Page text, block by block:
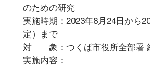
のための研究
実施時期：2023年8月24日から
定）まで
対 象：つくば市役所全部署
実施内容：